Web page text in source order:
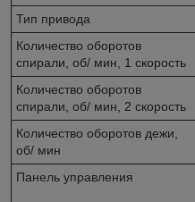
Тип привода
Количество оборотов
спирали, об/ мин, 1 скорость
Количество оборотов
спирали, об/ мин, 2 скорость
Количество оборотов дежи,
об/ мин
Панель управления